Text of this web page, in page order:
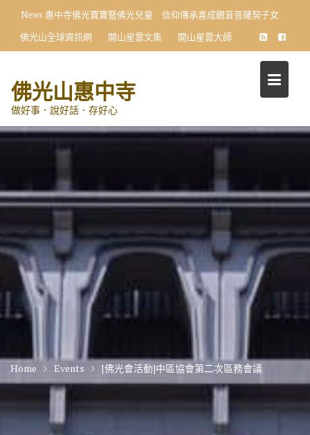
content
News 惠中寺佛光寶寶暨佛光兒童 信仰傳承喜成觀音菩薩契子女
佛光山全球資訊網
開山星雲文集 開山星雲大師
佛光山惠中寺
做好事．說好話．存好心
Home Events [佛光會活動]中區協會第二次區務會議